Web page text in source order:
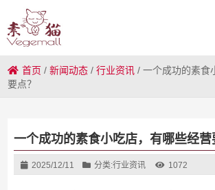
首页 /新闻动态 /行业资讯 /一个成功的素食
要点？
一个成功的素食小吃店，有哪些经营
2025/12/11 分类:行业资讯 1072